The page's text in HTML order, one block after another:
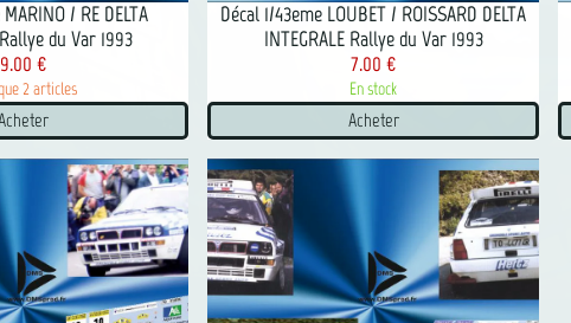
/ RE DELTA
du Var 1993
9.00 €
2 articles
Décal 1/43eme LOUBET / ROISSARD DELTA
INTEGRALE Rallye du Var 1993
7.00 €
En stock
Acheter